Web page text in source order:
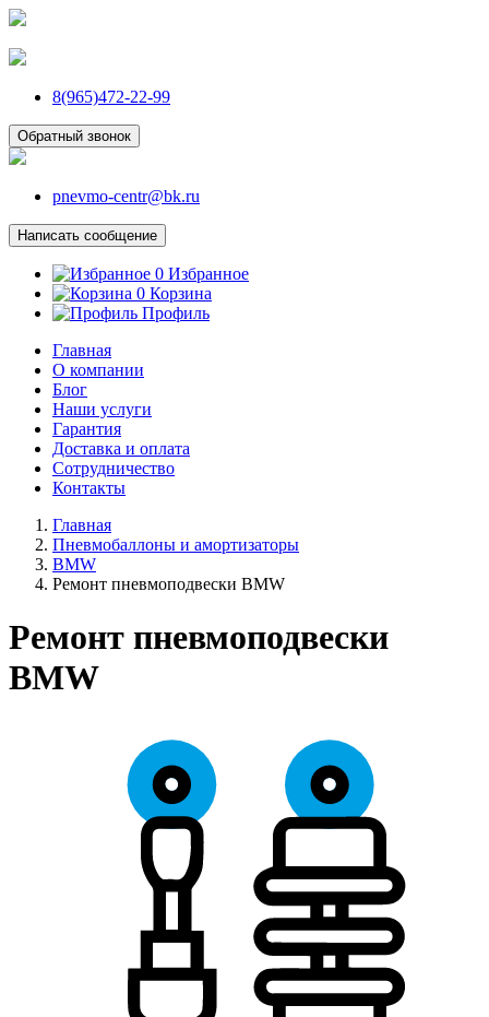
8(965)472-22-99
Обратный звонок
pnevmo-centr@bk.ru
Написать сообщение
0 Избранное
0 Корзина
Профиль
Главная
О компании
Блог
Наши услуги
Гарантия
Доставка и оплата
Сотрудничество
Контакты
Главная
Пневмобаллоны и амортизаторы
BMW
Ремонт пневмоподвески BMW
Ремонт пневмоподвески
BMW